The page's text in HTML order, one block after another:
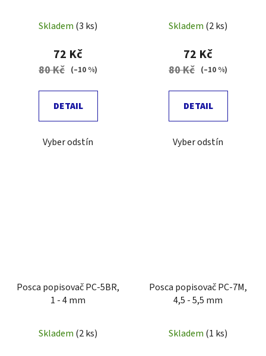
Skladem (3 ks)
72 Kč
80 Kč (–10 %)
DETAIL
Vyber odstín
Skladem (2 ks)
72 Kč
80 Kč (–10 %)
DETAIL
Vyber odstín
Posca popisovač PC-5BR,
1 - 4 mm
Skladem (2 ks)
Posca popisovač PC-7M,
4,5 - 5,5 mm
Skladem (1 ks)